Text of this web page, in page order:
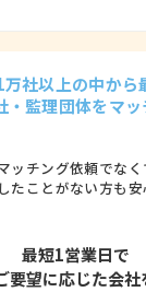
社以上の中から
・監理団体をマッ
ッチング依頼でな
たことがない方も
最短1営業日で
要望に応じた会社